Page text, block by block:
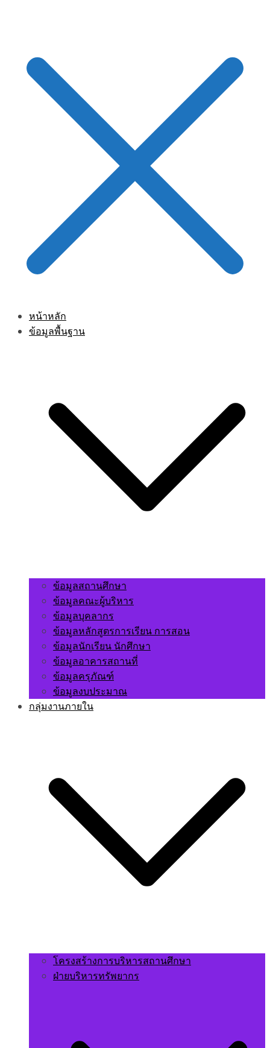
หน้าหลัก
ข้อมูลพื้นฐาน
ข้อมูลสถานศึกษา
ข้อมูลคณะผู้บริหาร
ข้อมูลบุคลากร
ข้อมูลหลักสูตรการเรียน การสอน
ข้อมูลนักเรียน นักศึกษา
ข้อมูลอาคารสถานที่
ข้อมูลครุภัณฑ์
ข้อมูลงบประมาณ
กลุ่มงานภายใน
โครงสร้างการบริหารสถานศึกษา
ฝ่ายบริหารทรัพยากร